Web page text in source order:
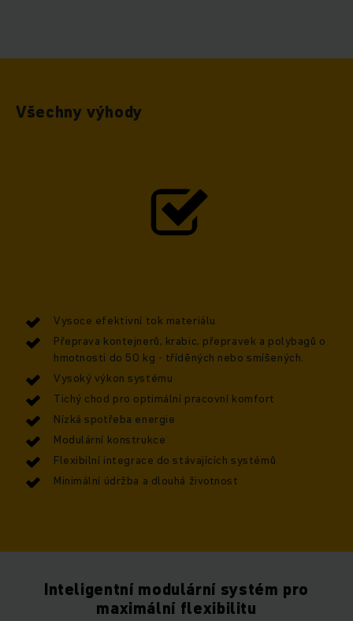
Všechny výhody
Vysoce efektivní tok materiálu
Přeprava kontejnerů, krabic, přepravek a polybagů o
hmotnosti do 50 kg - tříděných nebo smíšených.
Vysoký výkon systému
Tichý chod pro optimální pracovní komfort
Nízká spotřeba energie
Modulární konstrukce
Flexibilní integrace do stávajících systémů
Minimální údržba a dlouhá životnost
Inteligentní modulární systém pro
maximální flexibilitu